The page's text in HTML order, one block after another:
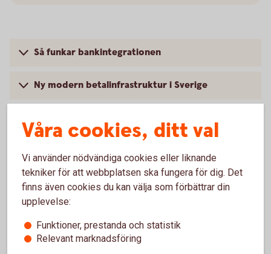
Så funkar bankintegrationen
Ny modern betalinfrastruktur i Sverige
Våra cookies, ditt val
Vi använder nödvändiga cookies eller liknande
tekniker för att webbplatsen ska fungera för dig. Det
finns även cookies du kan välja som förbättrar din
upplevelse:
Funktioner, prestanda och statistik
Relevant marknadsföring